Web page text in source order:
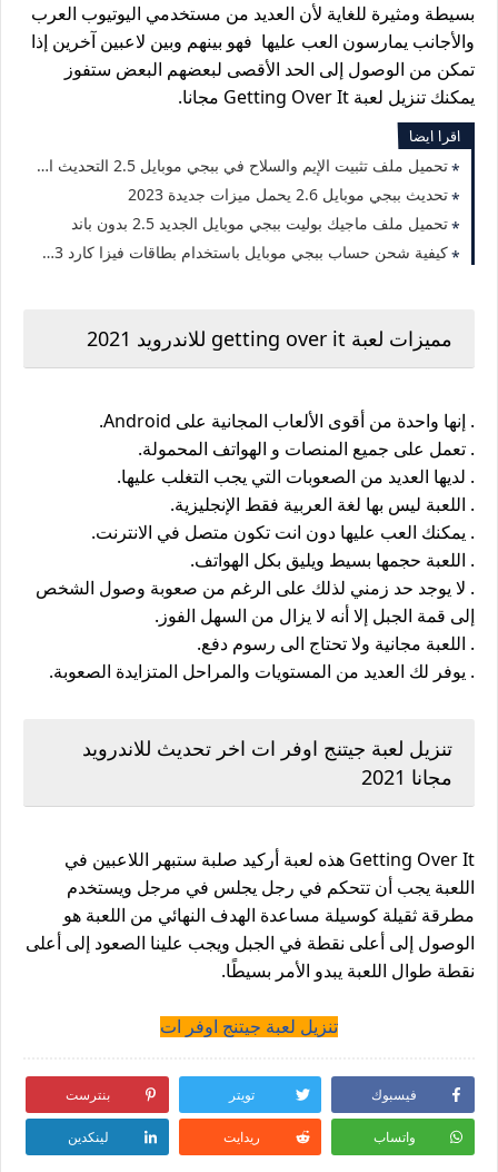
بسيطة ومثيرة للغاية لأن العديد من مستخدمي اليوتيوب العرب
والأجانب يمارسون العب عليها فهو بينهم وبين لاعبين آخرين إذا
تمكن من الوصول إلى الحد الأقصى لبعضهم البعض ستفوز
يمكنك تنزيل لعبة Getting Over It مجانا.
اقرا ايضا
تحميل ملف تثبيت الإيم والسلاح في ببجي موبايل 2.5 التحديث الجديد 2023
تحديث ببجي موبايل 2.6 يحمل ميزات جديدة 2023
تحميل ملف ماجيك بوليت ببجي موبايل الجديد 2.5 بدون باند
كيفية شحن حساب ببجي موبايل باستخدام بطاقات فيزا كارد 2023
مميزات لعبة getting over it للاندرويد 2021
. إنها واحدة من أقوى الألعاب المجانية على Android.
. تعمل على جميع المنصات و الهواتف المحمولة.
. لديها العديد من الصعوبات التي يجب التغلب عليها.
. اللعبة ليس بها لغة العربية فقط الإنجليزية.
. يمكنك العب عليها دون انت تكون متصل في الانترنت.
. اللعبة حجمها بسيط ويليق بكل الهواتف.
. لا يوجد حد زمني لذلك على الرغم من صعوبة وصول الشخص
إلى قمة الجبل إلا أنه لا يزال من السهل الفوز.
. اللعبة مجانية ولا تحتاج الى رسوم دفع.
. يوفر لك العديد من المستويات والمراحل المتزايدة الصعوبة.
تنزيل لعبة جيتنج اوفر ات اخر تحديث للاندرويد
مجانا 2021
Getting Over It هذه لعبة أركيد صلبة ستبهر اللاعبين في
اللعبة يجب أن تتحكم في رجل يجلس في مرجل ويستخدم
مطرقة ثقيلة كوسيلة مساعدة الهدف النهائي من اللعبة هو
الوصول إلى أعلى نقطة في الجبل ويجب علينا الصعود إلى أعلى
نقطة طوال اللعبة يبدو الأمر بسيطًا.
تنزيل لعبة جيتنج اوفر ات
فيسبوك تويتر بنترست
واتساب ريدايت لينكدين